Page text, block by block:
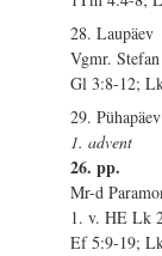
28. Laupäev
Vgmr.
Gl 3:8-12;
29. Pühapäev
1. advent
26. pp.
Mr-d
1. v. HE Lk
Ef 5:9-19;